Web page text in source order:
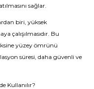
sağlar.
biri, yüksek
çalışılmasıdır. Bu
yüzey ömrünü
süresi, daha güvenli ve
Kullanılır?